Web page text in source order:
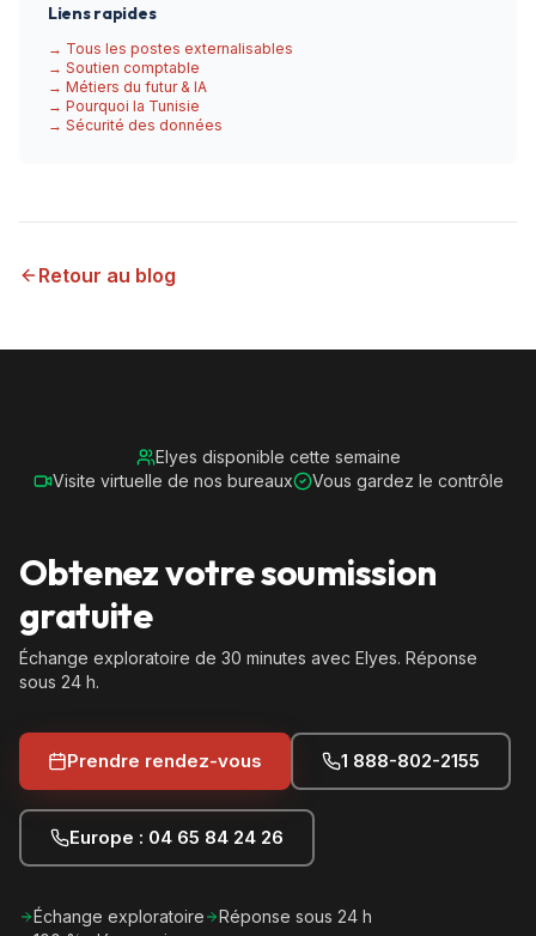
Liens rapides
→ Tous les postes externalisables
→ Soutien comptable
→ Métiers du futur & IA
→ Pourquoi la Tunisie
→ Sécurité des données
Retour au blog
Elyes disponible cette semaine
Visite virtuelle de nos bureaux
Vous gardez le contrôle
Obtenez votre soumission
gratuite
Échange exploratoire de 30 minutes avec Elyes. Réponse
sous 24 h.
Prendre rendez-vous 1 888-802-2155
Europe : 04 65 84 24 26
Échange exploratoire
Réponse sous 24 h